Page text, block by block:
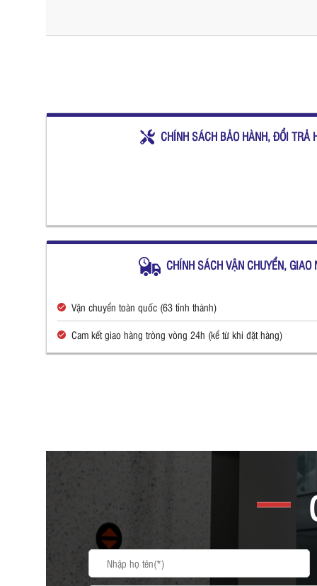
CHÍNH SÁCH BẢO HÀNH, ĐỔI TRẢ
CHÍNH SÁCH VẬN CHUYỂN, GIAO
Vận chuyển toàn quốc (63 tỉnh thành)
Cam kết giao hàng tròng vòng 24h (kể từ khi đặt hàng)